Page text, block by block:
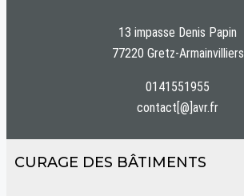
13 impasse Denis Papin
77220 Gretz-Armainvilliers
0141551955
contact[@]avr.fr
CURAGE DES BÂTIMENTS